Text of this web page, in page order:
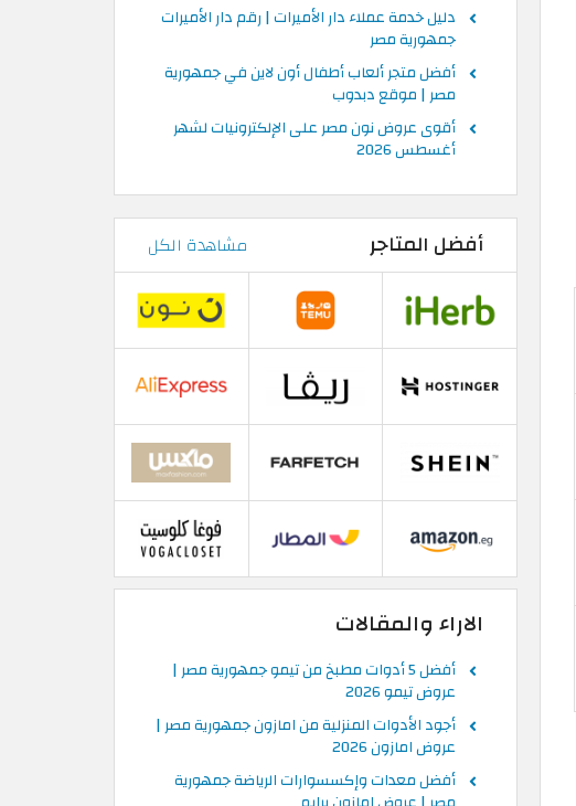
دليل خدمة عملاء دار الأميرات | رقم دار الأميرات
جمهورية مصر
أفضل متجر ألعاب أطفال أون لاين في جمهورية
مصر | موقع دبدوب
أقوى عروض نون مصر على الإلكترونيات لشهر
أغسطس 2026
أفضل المتاجر مشاهدة الكل
الاراء والمقالات
أفضل 5 أدوات مطبخ من تيمو جمهورية مصر |
عروض تيمو 2026
أجود الأدوات المنزلية من امازون جمهورية مصر |
عروض امازون 2026
أفضل معدات وإكسسوارات الرياضة جمهورية